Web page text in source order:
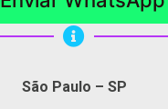
São Paulo – SP